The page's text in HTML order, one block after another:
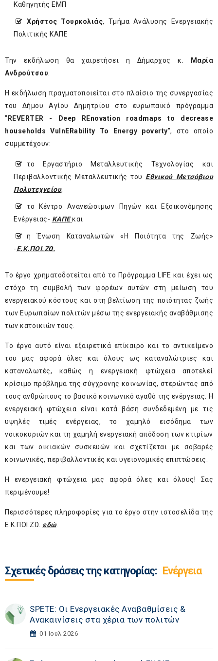
Καθηγητής ΕΜΠ
Χρήστος Τουρκολιάς, Τμήμα Ανάλυσης Ενεργειακής
Πολιτικής ΚΑΠΕ
Την εκδήλωση θα χαιρετήσει η Δήμαρχος κ.
Μαρία
Ανδρούτσου.
Η εκδήλωση πραγματοποιείται στο πλαίσιο της συνεργασίας
του Δήμου Αγίου Δημητρίου στο ευρωπαϊκό πρόγραμμα
" REVERTER - Deep REnovation roadmaps to decrease
households VulnERability To Energy poverty", στο οποίο
συμμετέχουν:
το Εργαστήριο Μεταλλευτικής Τεχνολογίας και
Περιβαλλοντικής Μεταλλευτικής του Εθνικού Μετσόβιου
Πολυτεχνείου,
το Κέντρο Ανανεώσιμων Πηγών και Εξοικονόμησης
Ενέργειας- ΚΑΠΕ και
η Ένωση Καταναλωτών «Η Ποιότητα της Ζωής»
-Ε.Κ.ΠΟΙ.ΖΩ.
Το έργο χρηματοδοτείται από το Πρόγραμμα LIFE και έχει ως
στόχο τη συμβολή των φορέων αυτών στη μείωση του
ενεργειακού κόστους και στη βελτίωση της ποιότητας ζωής
των Ευρωπαίων πολιτών μέσω της ενεργειακής αναβάθμισης
των κατοικιών τους.
Το έργο αυτό είναι εξαιρετικά επίκαιρο και το αντικείμενο
του μας αφορά όλες και όλους ως καταναλώτριες και
καταναλωτές, καθώς η ενεργειακή φτώχεια αποτελεί
κρίσιμο πρόβλημα της σύγχρονης κοινωνίας, στερώντας από
τους ανθρώπους το βασικό κοινωνικό αγαθό της ενέργειας. Η
ενεργειακή φτώχεια είναι κατά βάση συνδεδεμένη με τις
υψηλές τιμές ενέργειας, το χαμηλό εισόδημα των
νοικοκυριών και τη χαμηλή ενεργειακή απόδοση των κτιρίων
και των οικιακών συσκευών και σχετίζεται με σοβαρές
κοινωνικές, περιβαλλοντικές και υγειονομικές επιπτώσεις.
Η ενεργειακή φτώχεια μας αφορά όλες και όλους! Σας
περιμένουμε!
Περισσότερες πληροφορίες για το έργο στην ιστοσελίδα της
Ε.Κ.ΠΟΙ.ΖΩ. εδώ.
Σχετικές δράσεις της κατηγορίας: Ενέργεια
SPETE: Οι Ενεργειακές Αναβαθμίσεις &
Ανακαινίσεις στα χέρια των πολιτών
01 Ιουλ 2026